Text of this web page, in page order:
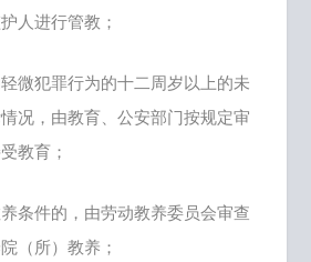
人进行管教；
轻微犯罪行为的十二周岁以上的未
况，由教育、公安部门按规定审
教育；
养条件的，由劳动教养委员会审查
（所）教养；